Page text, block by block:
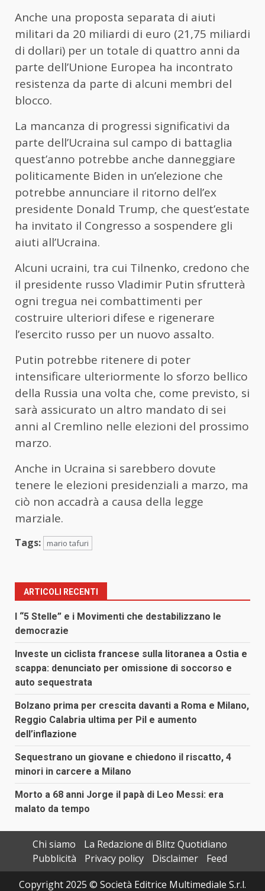
Anche una proposta separata di aiuti
militari da 20 miliardi di euro (21,75 miliardi
di dollari) per un totale di quattro anni da
parte dell’Unione Europea ha incontrato
resistenza da parte di alcuni membri del
blocco.
La mancanza di progressi significativi da
parte dell’Ucraina sul campo di battaglia
quest’anno potrebbe anche danneggiare
politicamente Biden in un’elezione che
potrebbe annunciare il ritorno dell’ex
presidente Donald Trump, che quest’estate
ha invitato il Congresso a sospendere gli
aiuti all’Ucraina.
Alcuni ucraini, tra cui Tilnenko, credono che
il presidente russo Vladimir Putin sfrutterà
ogni tregua nei combattimenti per
costruire ulteriori difese e rigenerare
l’esercito russo per un nuovo assalto.
Putin potrebbe ritenere di poter
intensificare ulteriormente lo sforzo bellico
della Russia una volta che, come previsto, si
sarà assicurato un altro mandato di sei
anni al Cremlino nelle elezioni del prossimo
marzo.
Anche in Ucraina si sarebbero dovute
tenere le elezioni presidenziali a marzo, ma
ciò non accadrà a causa della legge
marziale.
Tags: mario tafuri
ARTICOLI RECENTI
I “5 Stelle” e i Movimenti che destabilizzano le
democrazie
Investe un ciclista francese sulla litoranea a Ostia e
scappa: denunciato per omissione di soccorso e
auto sequestrata
Bolzano prima per crescita davanti a Roma e Milano,
Reggio Calabria ultima per Pil e aumento
dell’inflazione
Sequestrano un giovane e chiedono il riscatto, 4
minori in carcere a Milano
Morto a 68 anni Jorge il papà di Leo Messi: era
malato da tempo
Chi siamo
La Redazione di Blitz Quotidiano
Pubblicità
Privacy policy Disclaimer
Feed
Copyright 2025 © Società Editrice Multimediale S.r.l.